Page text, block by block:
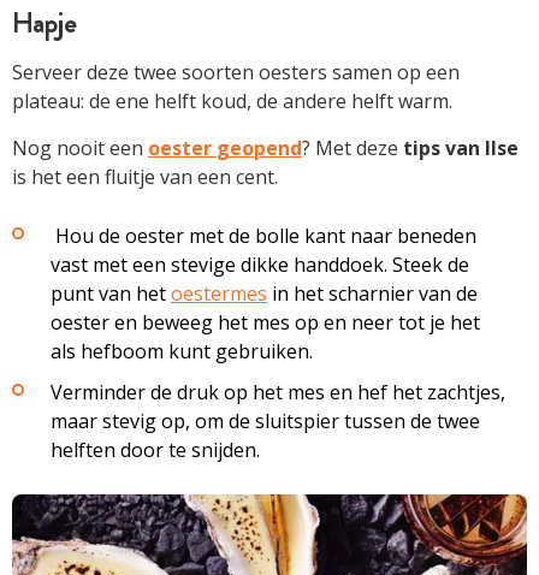
Hapje
Serveer deze twee soorten oesters samen op een
plateau: de ene helft koud, de andere helft warm.
Nog nooit een oester geopend? Met deze tips van Ilse
is het een fluitje van een cent.
Hou de oester met de bolle kant naar beneden
vast met een stevige dikke handdoek. Steek de
punt van hetoestermes in het scharnier van de
oester en beweeg het mes op en neer tot je het
als hefboom kunt gebruiken.
Verminder de druk op het mes en hef het zachtjes,
maar stevig op, om de sluitspier tussen de twee
helften door te snijden.